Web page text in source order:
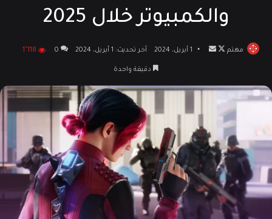
والكمبيوتر خلال 2025
مهتم
تابع أرسل1 أبريل، 2024 آخر تحديث: 1 أبريل، 2024 0 1٬118
دقيقة واحدة